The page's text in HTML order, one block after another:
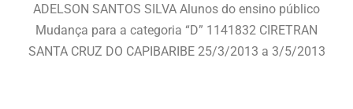
ADELSON SANTOS SILVA Alunos do ensino público
Mudança para a categoria “D” 1141832 CIRETRAN
SANTA CRUZ DO CAPIBARIBE 25/3/2013 a 3/5/2013